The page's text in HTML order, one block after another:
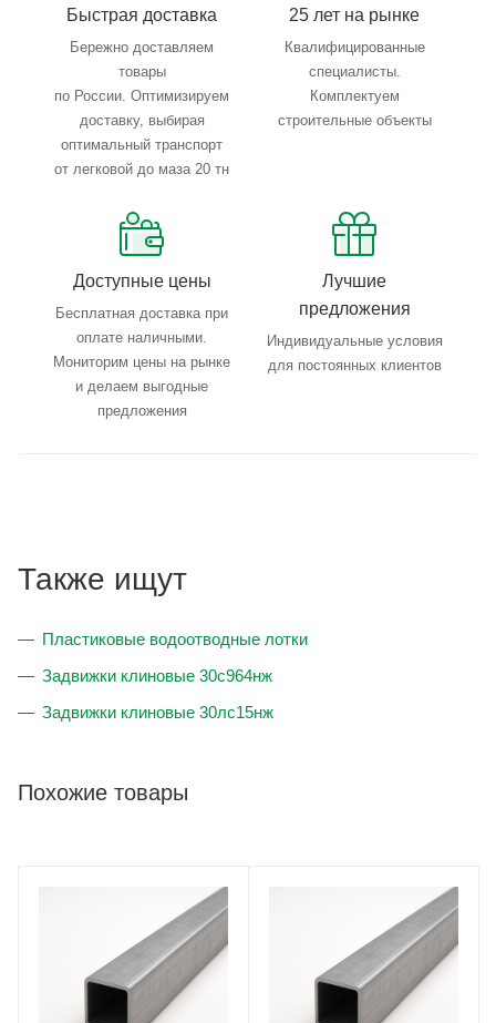
Быстрая доставка
Бережно доставляем
товары
по России. Оптимизируем
доставку, выбирая
оптимальный транспорт
от легковой до маза 20 тн
25 лет на рынке
Квалифицированные
специалисты.
Комплектуем
строительные объекты
Доступные цены
Бесплатная доставка при
оплате наличными.
Мониторим цены на рынке
и делаем выгодные
предложения
Лучшие
предложения
Индивидуальные условия
для постоянных клиентов
Также ищут
Пластиковые водоотводные лотки
Задвижки клиновые 30с964нж
Задвижки клиновые 30лс15нж
Похожие товары